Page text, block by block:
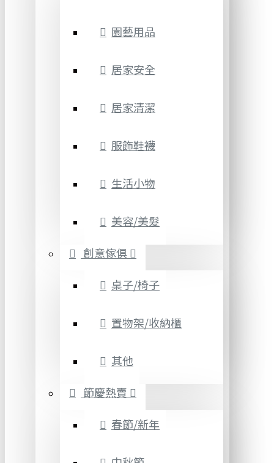
園藝用品
居家安全
居家清潔
服飾鞋襪
生活小物
美容/美髮
創意傢俱
桌子/椅子
置物架/收納櫃
其他
節慶熱賣
春節/新年